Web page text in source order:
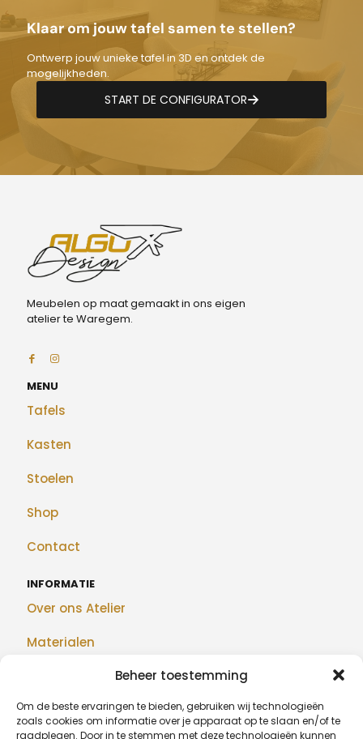
Beheer toestemming
Om de beste ervaringen te bieden, gebruiken wij technologieën
zoals cookies om informatie over je apparaat op te slaan en/of te
raadplegen. Door in te stemmen met deze technologieën kunnen
Klaar om jouw tafel samen te stellen?
Ontwerp jouw unieke tafel in 3D en ontdek de
mogelijkheden.
START DE CONFIGURATOR
Meubelen op maat gemaakt in ons eigen
atelier te Waregem.
MENU
Tafels
Kasten
Stoelen
Shop
Contact
INFORMATIE
Over ons Atelier
Materialen
Realisaties